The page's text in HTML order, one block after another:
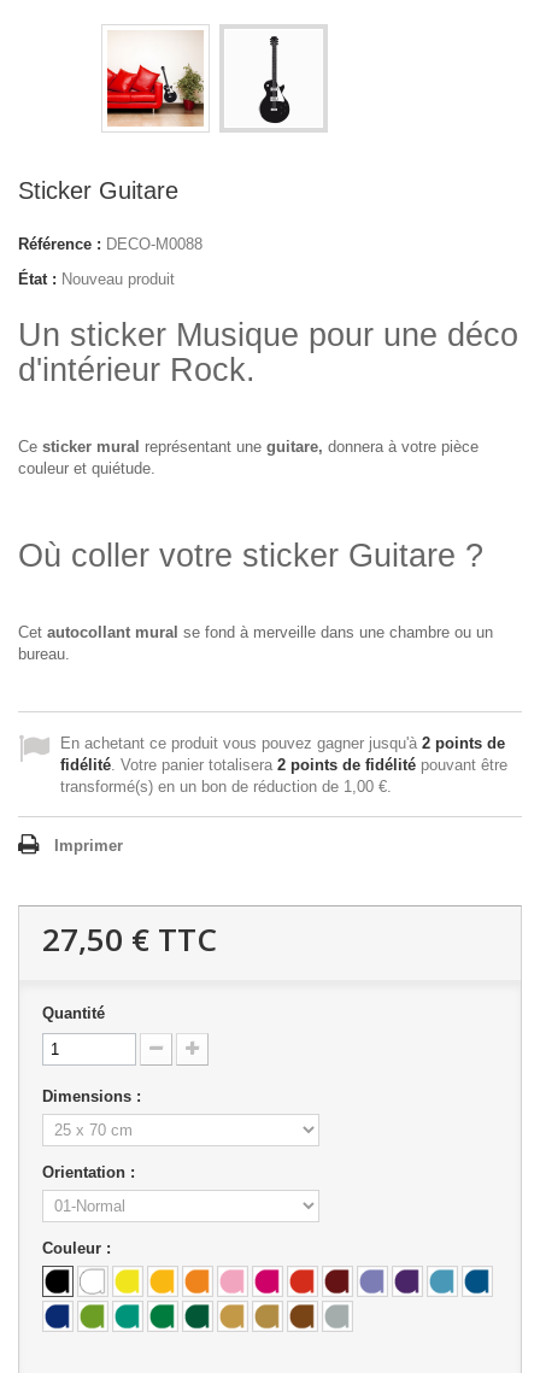
Sticker Guitare
Référence : DECO-M0088
État : Nouveau produit
Un sticker Musique pour une déco
d'intérieur Rock.
Ce sticker mural représentant une guitare, donnera à votre pièce
couleur et quiétude.
Où coller votre sticker Guitare ?
Cet autocollant mural se fond à merveille dans une chambre ou un
bureau.
En achetant ce produit vous pouvez gagner jusqu'à 2 points de
fidélité. Votre panier totalisera 2 points de fidélité pouvant être
transformé(s) en un bon de réduction de 1,00 €.
Imprimer
27,50 € TTC
Quantité
Dimensions :
Orientation :
Couleur :